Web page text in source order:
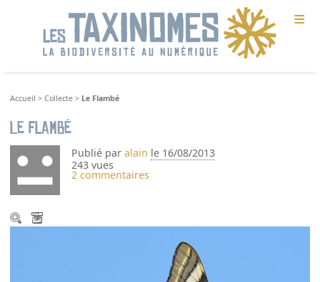
≡
Accueil >Collecte > Le Flambé
Le Flambé
Publié paralain le 16/08/2013
243 vues
2 commentaires